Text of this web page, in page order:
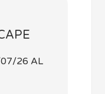
26 AL